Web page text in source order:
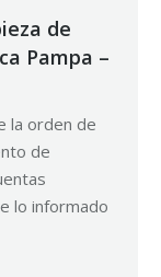
de
Pampa –
la orden de
de
lo informado